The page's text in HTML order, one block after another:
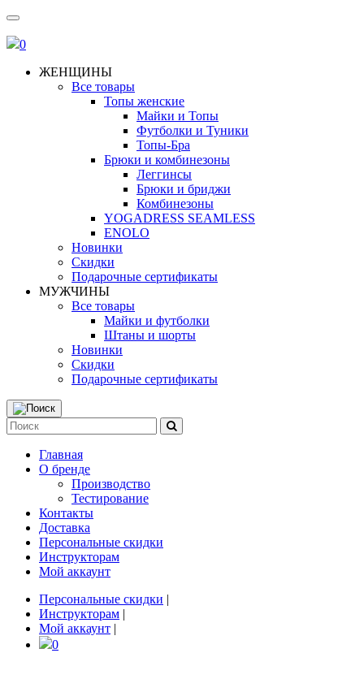
0
ЖЕНЩИНЫ
Все товары
Топы женские
Майки и Топы
Футболки и Туники
Топы-Бра
Брюки и комбинезоны
Леггинсы
Брюки и бриджи
Комбинезоны
YOGADRESS SEAMLESS
ENOLO
Новинки
Скидки
Подарочные сертификаты
МУЖЧИНЫ
Все товары
Майки и футболки
Штаны и шорты
Новинки
Скидки
Подарочные сертификаты
Главная
О бренде
Производство
Тестирование
Контакты
Доставка
Персональные скидки
Инструкторам
Мой аккаунт
Персональные скидки |
Инструкторам |
Мой аккаунт |
0